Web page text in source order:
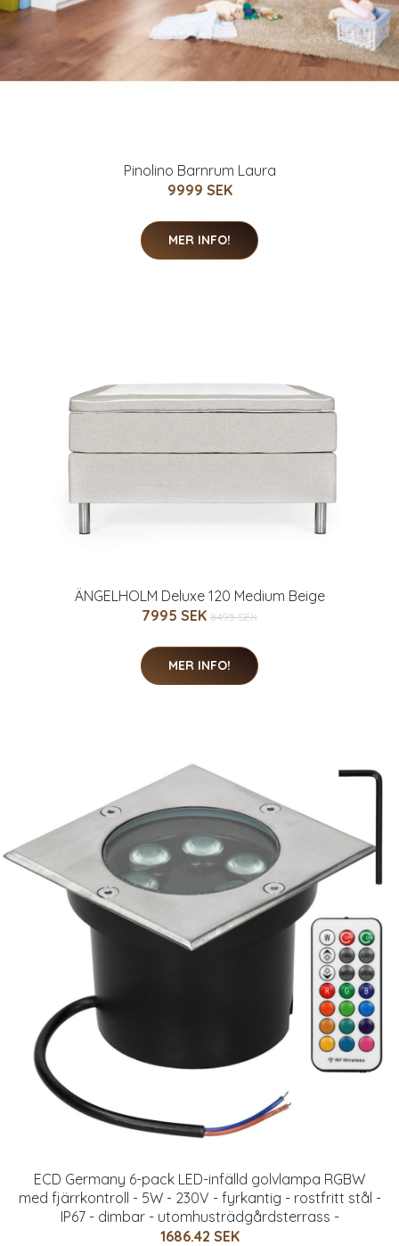
Pinolino Barnrum Laura
9999 SEK
MER INFO!
ÄNGELHOLM Deluxe 120 Medium Beige
7995 SEK 8495 SEK
MER INFO!
ECD Germany 6-pack LED-infälld golvlampa RGBW
med fjärrkontroll - 5W - 230V - fyrkantig - rostfritt stål -
IP67 - dimbar - utomhusträdgårdsterrass -
1686.42 SEK